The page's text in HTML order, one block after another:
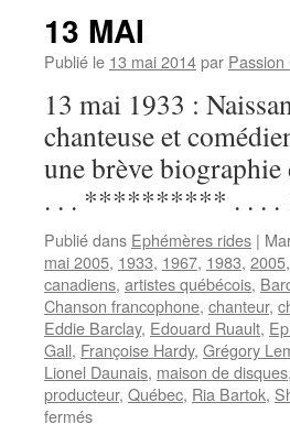
13 MAI
Publié le 13 mai 2014par Passion
13 mai 1933 :
chanteuse et
une brève
. . . ********** . . . .
Publié dans Ephémères rides |
mai 2005, 1933, 1967, 1983, 2005,
canadiens, artistes québécois,
Chanson francophone, chanteur,
Eddie Barclay, Edouard Ruault,
Gall, Françoise Hardy, Grégory
Lionel Daunais, maison de disques,
producteur, Québec, Ria Bartok,
ferméssur